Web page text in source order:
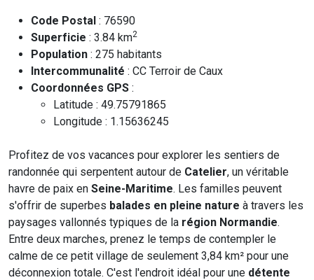
Code Postal : 76590
Superficie : 3.84 km2
Population : 275 habitants
Intercommunalité : CC Terroir de Caux
Coordonnées GPS :
Latitude : 49.75791865
Longitude : 1.15636245
Profitez de vos vacances pour explorer les sentiers de
randonnée qui serpentent autour de Catelier, un véritable
havre de paix en Seine-Maritime. Les familles peuvent
s'offrir de superbes balades en pleine nature à travers les
paysages vallonnés typiques de la région Normandie.
Entre deux marches, prenez le temps de contempler le
calme de ce petit village de seulement 3,84 km² pour une
déconnexion totale. C'est l'endroit idéal pour une détente